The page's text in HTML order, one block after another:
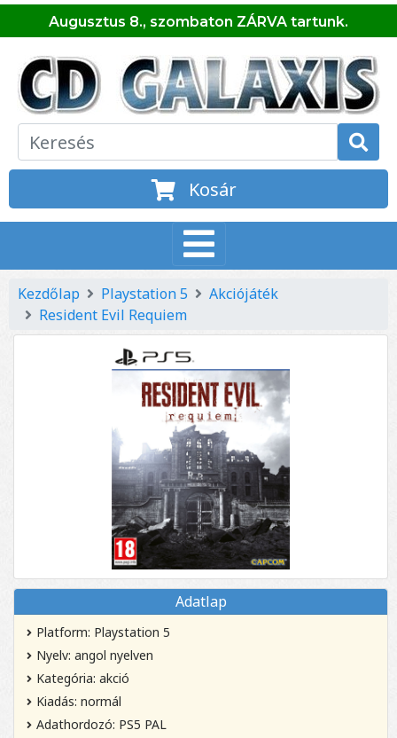
Augusztus 8., szombaton ZÁRVA tartunk.
Kosár
Kezdőlap Playstation 5
Akciójáték
Resident Evil Requiem
Adatlap
Platform: Playstation 5
Nyelv: angol nyelven
Kategória: akció
Kiadás: normál
Adathordozó: PS5 PAL